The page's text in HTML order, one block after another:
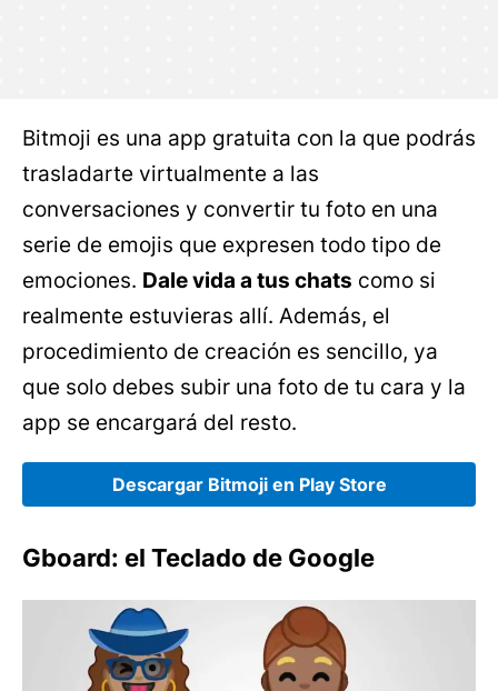
Bitmoji es una app gratuita con la que podrás
trasladarte virtualmente a las
conversaciones y convertir tu foto en una
serie de emojis que expresen todo tipo de
emociones. Dale vida a tus chats como si
realmente estuvieras allí. Además, el
procedimiento de creación es sencillo, ya
que solo debes subir una foto de tu cara y la
app se encargará del resto.
Descargar Bitmoji en Play Store
Gboard: el Teclado de Google